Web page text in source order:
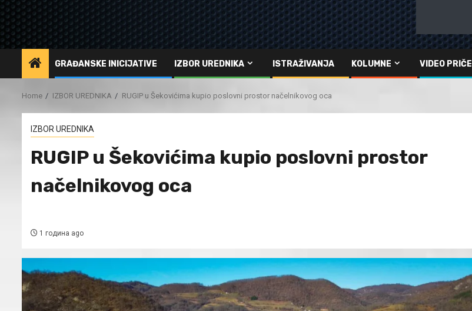
GRAĐANSKE INICIJATIVE IZBOR UREDNIKA ISTRAŽIVANJA KOLUMNE VIDEO PRIČE
Home IZBOR UREDNIKA RUGIP u Šekovićima kupio poslovni prostor načelnikovog oca
IZBOR UREDNIKA
RUGIP u Šekovićima kupio poslovni prostor
načelnikovog oca
1 година ago